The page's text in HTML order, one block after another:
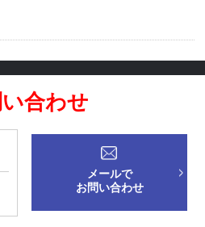
合わせ
メールで
お問い合わせ